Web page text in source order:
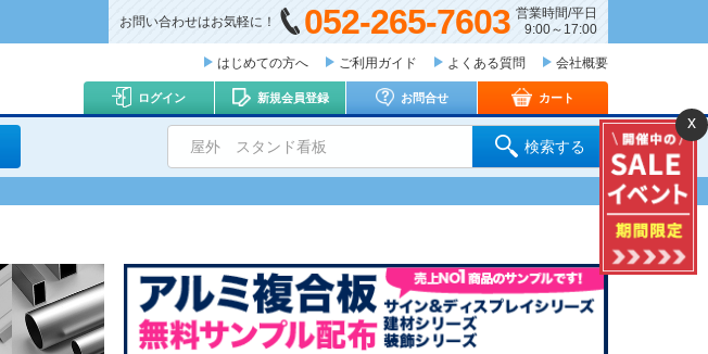
お問い合わせはお気軽に！ 052-265-7603 営業時間/平日
9:00～17:00
はじめての方へ ご利用ガイド よくある質問 会社概要
ログイン 新規会員登録 お問合せ カート
屋外 スタンド看板 検索する
x